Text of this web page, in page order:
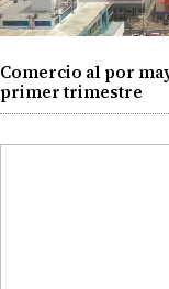
Comercio al por
primer trimestre